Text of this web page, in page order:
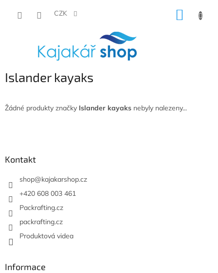
CZK
Islander kayaks
Žádné produkty značky Islander kayaks nebyly nalezeny...
Kontakt
shop@kajakarshop.cz
+420 608 003 461
Packrafting.cz
packrafting.cz
Produktová videa
Informace